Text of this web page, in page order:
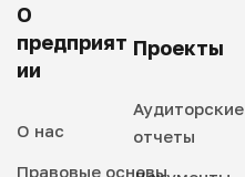
О
предприят
ии
О нас
Правовые основы
Проекты
Аудиторские
отчеты